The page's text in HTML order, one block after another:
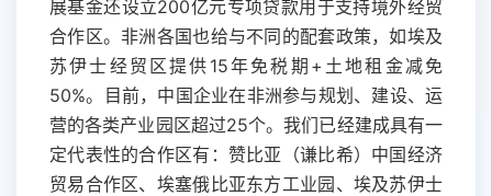
展基金还设立200亿元专项贷款用于支持境外经贸
合作区。非洲各国也给与不同的配套政策，如埃及
苏伊士经贸区提供15年免税期+土地租金减免
50%。目前，中国企业在非洲参与规划、建设、运
营的各类产业园区超过25个。我们已经建成具有一
定代表性的合作区有：赞比亚（谦比希）中国经济
贸易合作区、埃塞俄比亚东方工业园、埃及苏伊士